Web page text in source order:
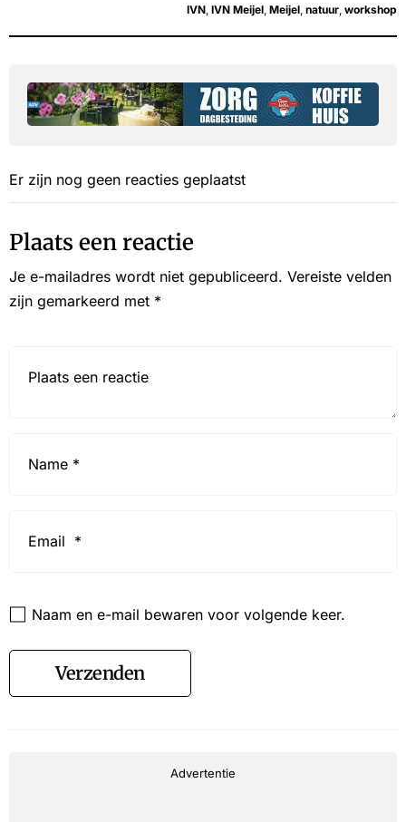
IVN IVN Meijel Meijel natuur workshop
Er zijn nog geen reacties geplaatst
Plaats een reactie
Je e-mailadres wordt niet gepubliceerd. Vereiste velden
zijn gemarkeerd met *
Naam en e-mail bewaren voor volgende keer.
Verzenden
Advertentie